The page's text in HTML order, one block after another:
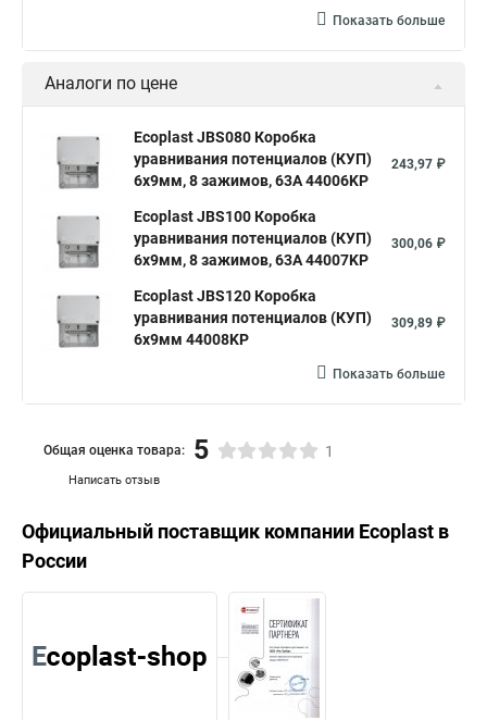
Показать больше
Аналоги по цене
Ecoplast JBS080 Коробка
уравнивания потенциалов (КУП)
6х9мм, 8 зажимов, 63А 44006KP
243,97 ₽
Ecoplast JBS100 Коробка
уравнивания потенциалов (КУП)
6х9мм, 8 зажимов, 63А 44007KP
300,06 ₽
Ecoplast JBS120 Коробка
уравнивания потенциалов (КУП)
6х9мм 44008KP
309,89 ₽
Показать больше
Написать отзыв
Общая оценка товара: 5 1
Официальный поставщик компании Ecoplast в
России